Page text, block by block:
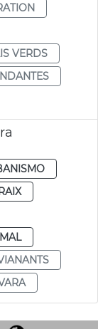
VERDS